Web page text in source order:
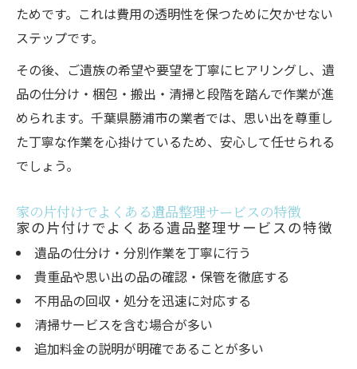
ためです。これは費用の透明性を保つために欠かせない
ステップです。
その後、ご遺族の希望や要望を丁寧にヒアリングし、遺
品の仕分け・梱包・搬出・清掃と段階を踏んで作業が進
められます。千葉県勝浦市の業者では、思い出を尊重し
た丁寧な作業を心掛けているため、安心して任せられる
でしょう。
家の片付けでよくある遺品整理サービスの特徴
家の片付けでよくある遺品整理サービスの特徴
遺品の仕分け・分別作業を丁寧に行う
貴重品や思い出の品の確認・保管を徹底する
不用品の回収・処分を迅速に対応する
清掃サービスを含む場合が多い
追加料金の説明が明確であることが多い